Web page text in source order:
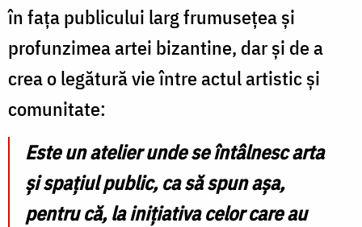
în fața publicului larg frumusețea și
profunzimea artei bizantine, dar și de a
crea o legătură vie între actul artistic și
comunitate:
Este un atelier unde se întâlnesc arta
și spațiul public, ca să spun așa,
pentru că, la inițiativa celor care au